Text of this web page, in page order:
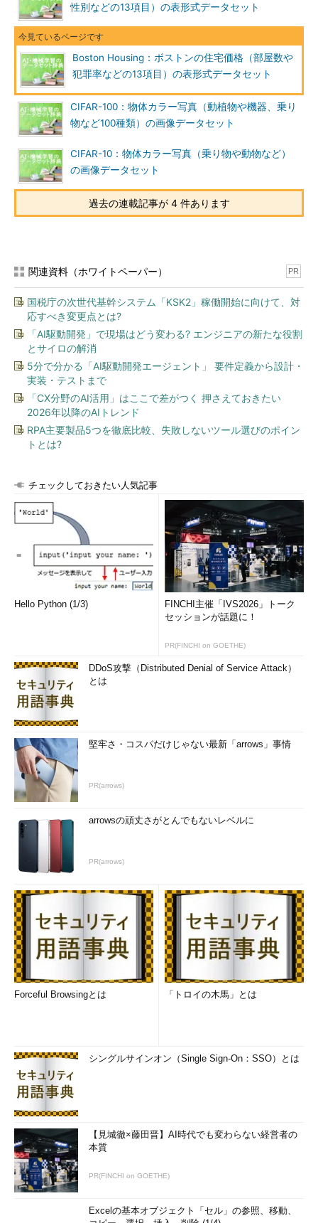
性別などの13項目）の表形式データセット
Boston Housing：ボストンの住宅価格（部屋数や
犯罪率などの13項目）の表形式データセット
CIFAR-100：物体カラー写真（動植物や機器、乗り
物など100種類）の画像データセット
CIFAR-10：物体カラー写真（乗り物や動物など）
の画像データセット
過去の連載記事が 4 件あります
関連資料（ホワイトペーパー） PR
国税庁の次世代基幹システム「KSK2」稼働開始に向けて、対
応すべき変更点とは?
「AI駆動開発」で現場はどう変わる? エンジニアの新たな役割
とサイロの解消
5分で分かる「AI駆動開発エージェント」 要件定義から設計・
実装・テストまで
「CX分野のAI活用」はここで差がつく 押さえておきたい
2026年以降のAIトレンド
RPA主要製品5つを徹底比較、失敗しないツール選びのポイン
トとは?
チェックしておきたい人気記事
Hello Python (1/3)
FINCHI主催「IVS2026」トーク
セッションが話題に！
PR(FINCHI on GOETHE)
DDoS攻撃（Distributed Denial of Service Attack）
とは
堅牢さ・コスパだけじゃない最新「arrows」事情
PR(arrows)
arrowsの頑丈さがとんでもないレベルに
PR(arrows)
Forceful Browsingとは 「トロイの木馬」とは
シングルサインオン（Single Sign-On：SSO）とは
【見城徹×藤田晋】AI時代でも変わらない経営者の
本質
PR(FINCHI on GOETHE)
Excelの基本オブジェクト「セル」の参照、移動、